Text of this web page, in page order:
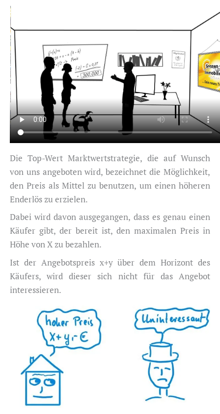
Die Top-Wert Marktwertstrategie, die auf Wunsch
von uns angeboten wird, bezeichnet die Möglichkeit,
den Preis als Mittel zu benutzen, um einen höheren
Enderlös zu erzielen.
Dabei wird davon ausgegangen, dass es genau einen
Käufer gibt, der bereit ist, den maximalen Preis in
Höhe von X zu bezahlen.
Ist der Angebotspreis x+y über dem Horizont des
Käufers, wird dieser sich nicht für das Angebot
interessieren.